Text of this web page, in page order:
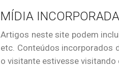
MÍDIA
Artigos neste site podem
etc. Conteúdos incorporados
o visitante estivesse visitando